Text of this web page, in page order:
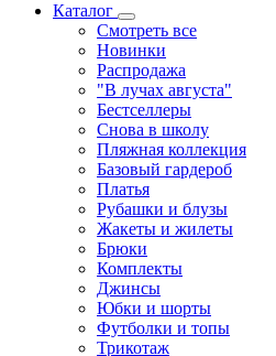
Каталог
Смотреть все
Новинки
Распродажа
"В лучах августа"
Бестселлеры
Снова в школу
Пляжная коллекция
Базовый гардероб
Платья
Рубашки и блузы
Жакеты и жилеты
Брюки
Комплекты
Джинсы
Юбки и шорты
Футболки и топы
Трикотаж